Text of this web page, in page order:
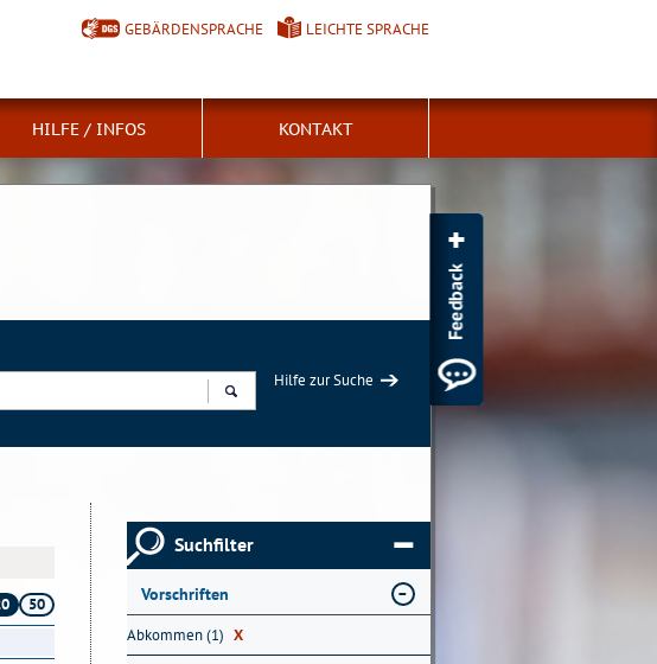
GEBÄRDENSPRACHE LEICHTE SPRACHE
HILFE / INFOS KONTAKT
Hilfe zur Suche
50
Suchfilter
Vorschriften
Abkommen (1) X